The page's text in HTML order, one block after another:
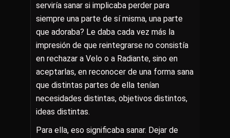
serviría sanar si implicaba perder para
siempre una parte de sí misma, una parte
que adoraba? Le daba cada vez más la
impresión de que reintegrarse no consistía
en rechazar a Velo o a Radiante, sino en
aceptarlas, en reconocer de una forma sana
que distintas partes de ella tenían
necesidades distintas, objetivos distintos,
ideas distintas.
Para ella, eso significaba sanar. Dejar de